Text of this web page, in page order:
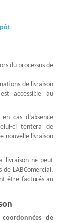
du processus de
de livraison
accessible au
cas d’absence
ci tentera de
nouvelle livraison
livraison ne peut
de LABComercial,
être facturés au
de